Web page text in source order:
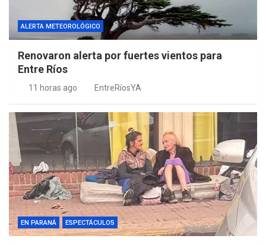
ALERTA METEOROLÓGICO
Renovaron alerta por fuertes vientos para
Entre Ríos
11 horas ago EntreRíosYA
EN PARANÁ ESPECTÁCULOS